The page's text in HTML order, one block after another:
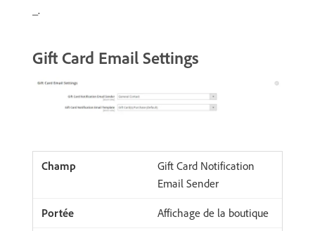
_.
Gift Card Email Settings
Gift Card Notification
Email Sender
Affichage de la boutique